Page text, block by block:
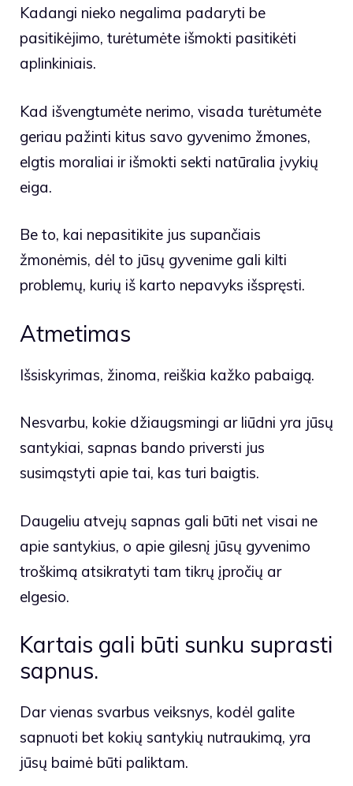
Kadangi nieko negalima padaryti be
pasitikėjimo, turėtumėte išmokti pasitikėti
aplinkiniais.
Kad išvengtumėte nerimo, visada turėtumėte
geriau pažinti kitus savo gyvenimo žmones,
elgtis moraliai ir išmokti sekti natūralia įvykių
eiga.
Be to, kai nepasitikite jus supančiais
žmonėmis, dėl to jūsų gyvenime gali kilti
problemų, kurių iš karto nepavyks išspręsti.
Atmetimas
Išsiskyrimas, žinoma, reiškia kažko pabaigą.
Nesvarbu, kokie džiaugsmingi ar liūdni yra jūsų
santykiai, sapnas bando priversti jus
susimąstyti apie tai, kas turi baigtis.
Daugeliu atvejų sapnas gali būti net visai ne
apie santykius, o apie gilesnį jūsų gyvenimo
troškimą atsikratyti tam tikrų įpročių ar
elgesio.
Kartais gali būti sunku suprasti
sapnus.
Dar vienas svarbus veiksnys, kodėl galite
sapnuoti bet kokių santykių nutraukimą, yra
jūsų baimė būti paliktam.